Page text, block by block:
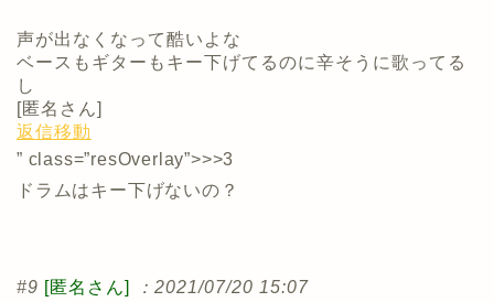
声が出なくなって酷いよな
ベースもギターもキー下げてるのに辛そうに歌ってる
し
[匿名さん]
返信移動
” class=”resOverlay”>>>3
ドラムはキー下げないの？
#9 [匿名さん] ：2021/07/20 15:07